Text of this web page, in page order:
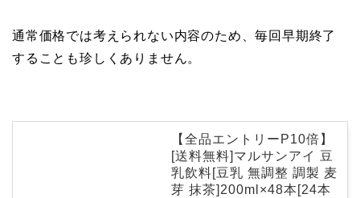
通常価格では考えられない内容のため、毎回早期終了
することも珍しくありません。
【全品エントリーP10倍】
[送料無料]マルサンアイ 豆
乳飲料[豆乳 無調整 調製 麦
芽 抹茶]200ml×48本[24本